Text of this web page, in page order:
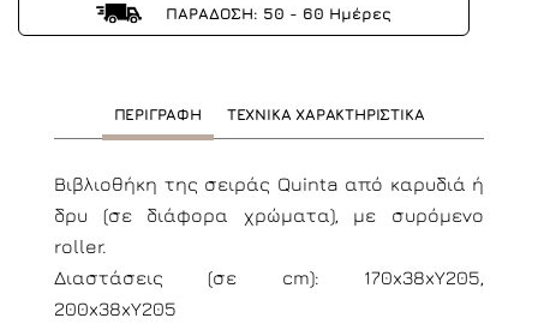
ΠΑΡΑΔΟΣΗ: 50 - 60 Ημέρες
ΠΕΡΙΓΡΑΦΗ ΤΕΧΝΙΚΑ ΧΑΡΑΚΤΗΡΙΣΤΙΚΑ
Βιβλιοθήκη της σειράς Quinta από καρυδιά ή
δρυ (σε διάφορα χρώματα), με συρόμενο
roller.
Διαστάσεις (σε cm): 170x38xY205,
200x38xY205